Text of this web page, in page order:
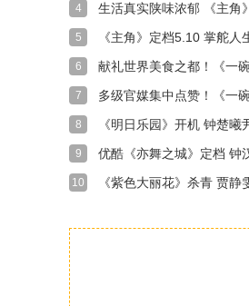
4
生活真实陕味浓郁 《主角
5
《主角》定档5.10 掌舵人
6
献礼世界美食之都！《一
7
多级官媒集中点赞！《一
故事
8
《明日乐园》开机 钟楚曦
旅
9
优酷《亦舞之城》定档 钟
赎”之舞
10
《紫色大丽花》杀青 贾静